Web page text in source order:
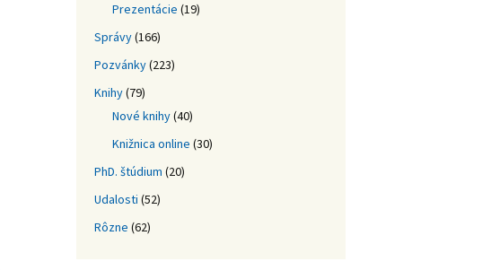
Prezentácie (19)
Správy(166)
Pozvánky(223)
Knihy(79)
Nové knihy(40)
Knižnica online (30)
PhD. štúdium (20)
Udalosti (52)
Rôzne (62)